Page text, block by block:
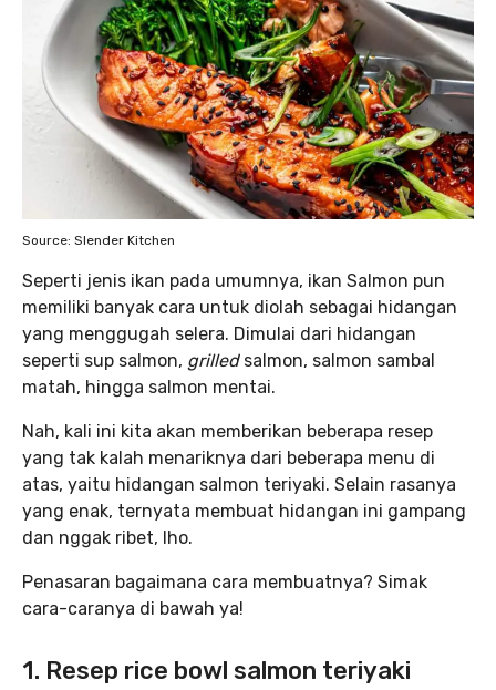
Source: Slender Kitchen
Seperti jenis ikan pada umumnya, ikan Salmon pun
memiliki banyak cara untuk diolah sebagai hidangan
yang menggugah selera. Dimulai dari hidangan
seperti sup salmon, grilledsalmon, salmon sambal
matah, hingga salmon mentai.
Nah, kali ini kita akan memberikan beberapa resep
yang tak kalah menariknya dari beberapa menu di
atas, yaitu hidangan salmon teriyaki. Selain rasanya
yang enak, ternyata membuat hidangan ini gampang
dan nggak ribet, lho.
Penasaran bagaimana cara membuatnya? Simak
cara-caranya di bawah ya!
1. Resep rice bowl salmon teriyaki